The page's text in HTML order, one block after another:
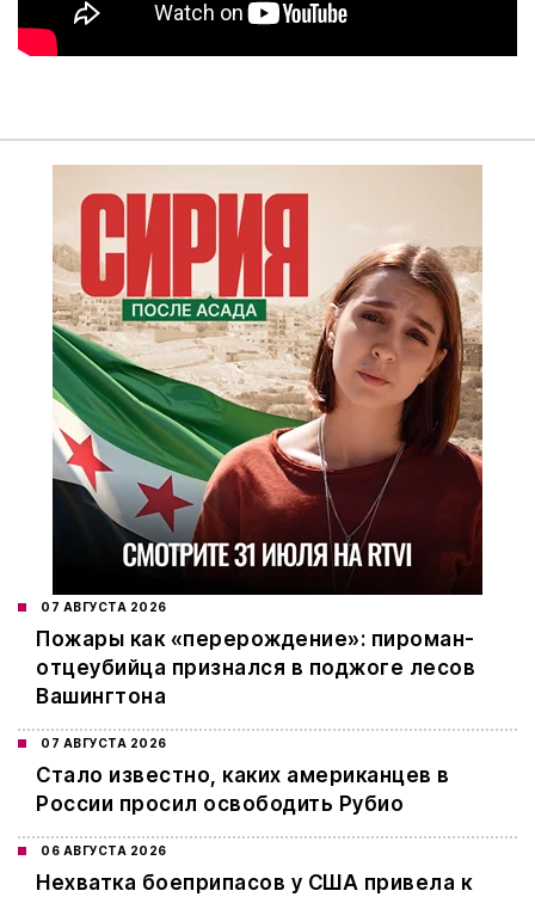
07 АВГУСТА 2026
Пожары как «перерождение»: пироман-
отцеубийца признался в поджоге лесов
Вашингтона
07 АВГУСТА 2026
Стало известно, каких американцев в
России просил освободить Рубио
06 АВГУСТА 2026
Нехватка боеприпасов у США привела к